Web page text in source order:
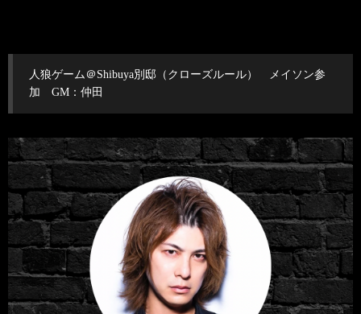
人狼ゲーム＠Shibuya別邸（クローズルール） メイソン参
加 GM：仲田